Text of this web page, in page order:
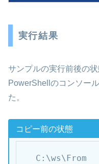
実行結果
サンプルの実行前後の状
PowerShellのコンソー
た。
コピー前の状態
C:\ws\From